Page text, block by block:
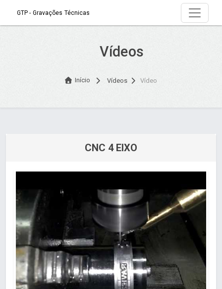
GTP - Gravações Técnicas
Vídeos
Início Vídeos Vídeo
CNC 4 EIXO